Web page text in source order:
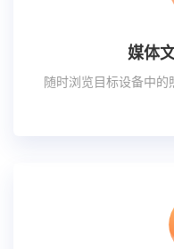
媒体
随时浏览目标设备中